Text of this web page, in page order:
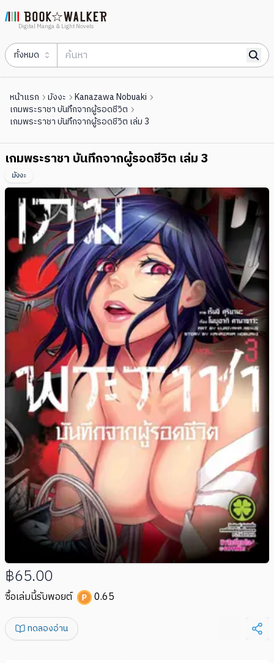
Digital Manga & Light Novels
ทั้งหมด
หน้าแรก มังงะ
Kanazawa Nobuaki
เกมพระราชา บันทึกจากผู้รอดชีวิต
เกมพระราชา บันทึกจากผู้รอดชีวิต เล่ม 3
เกมพระราชา บันทึกจากผู้รอดชีวิต เล่ม 3
มังงะ
฿65.00
ซื้อเล่มนี้รับพอยต์ 0.65
ทดลองอ่าน